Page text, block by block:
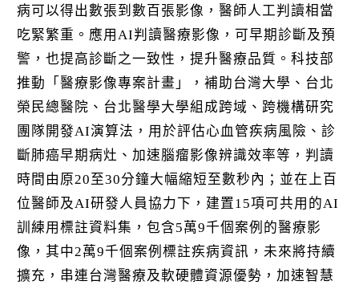
病可以得出數張到數百張影像，醫師人工判讀相當
吃緊繁重。應用AI判讀醫療影像，可早期診斷及預
警，也提高診斷之一致性，提升醫療品質。科技部
推動「醫療影像專案計畫」，補助台灣大學、台北
榮民總醫院、台北醫學大學組成跨域、跨機構研究
團隊開發AI演算法，用於評估心血管疾病風險、診
斷肺癌早期病灶、加速腦瘤影像辨識效率等，判讀
時間由原20至30分鐘大幅縮短至數秒內；並在上百
位醫師及AI研發人員協力下，建置15項可共用的AI
訓練用標註資料集，包含5萬9千個案例的醫療影
像，其中2萬9千個案例標註疾病資訊，未來將持續
擴充，串連台灣醫療及軟硬體資源優勢，加速智慧